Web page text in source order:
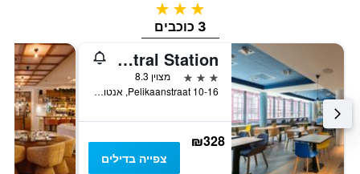
3 כוכבים
3 כוכבים
Hampton by Hilton Antwerp Central Station
3 כוכבים
מצוין 8.3
Pelikaanstraat 10-16, אנטוורפן, בלגיה
₪328
צפייה בדילים